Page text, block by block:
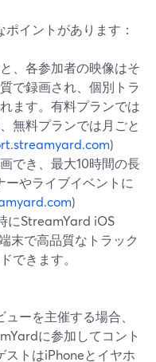
イントがあります：
、各参加者の映像はそ
で録画され、個別トラ
ます。有料プランでは
無料プランでは月ごと
)
でき、最大10時間の長
ーやライブイベントに
)
にStreamYard iOS
末で高品質なトラック
できます。
ーを主催する場合、
に参加してコント
ストはiPhoneとイヤホ